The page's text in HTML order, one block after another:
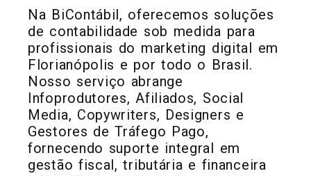
Na BiContábil, oferecemos soluções
de contabilidade sob medida para
profissionais do marketing digital em
Florianópolis e por todo o Brasil.
Nosso serviço abrange
Infoprodutores, Afiliados, Social
Media, Copywriters, Designers e
Gestores de Tráfego Pago,
fornecendo suporte integral em
gestão fiscal, tributária e financeira